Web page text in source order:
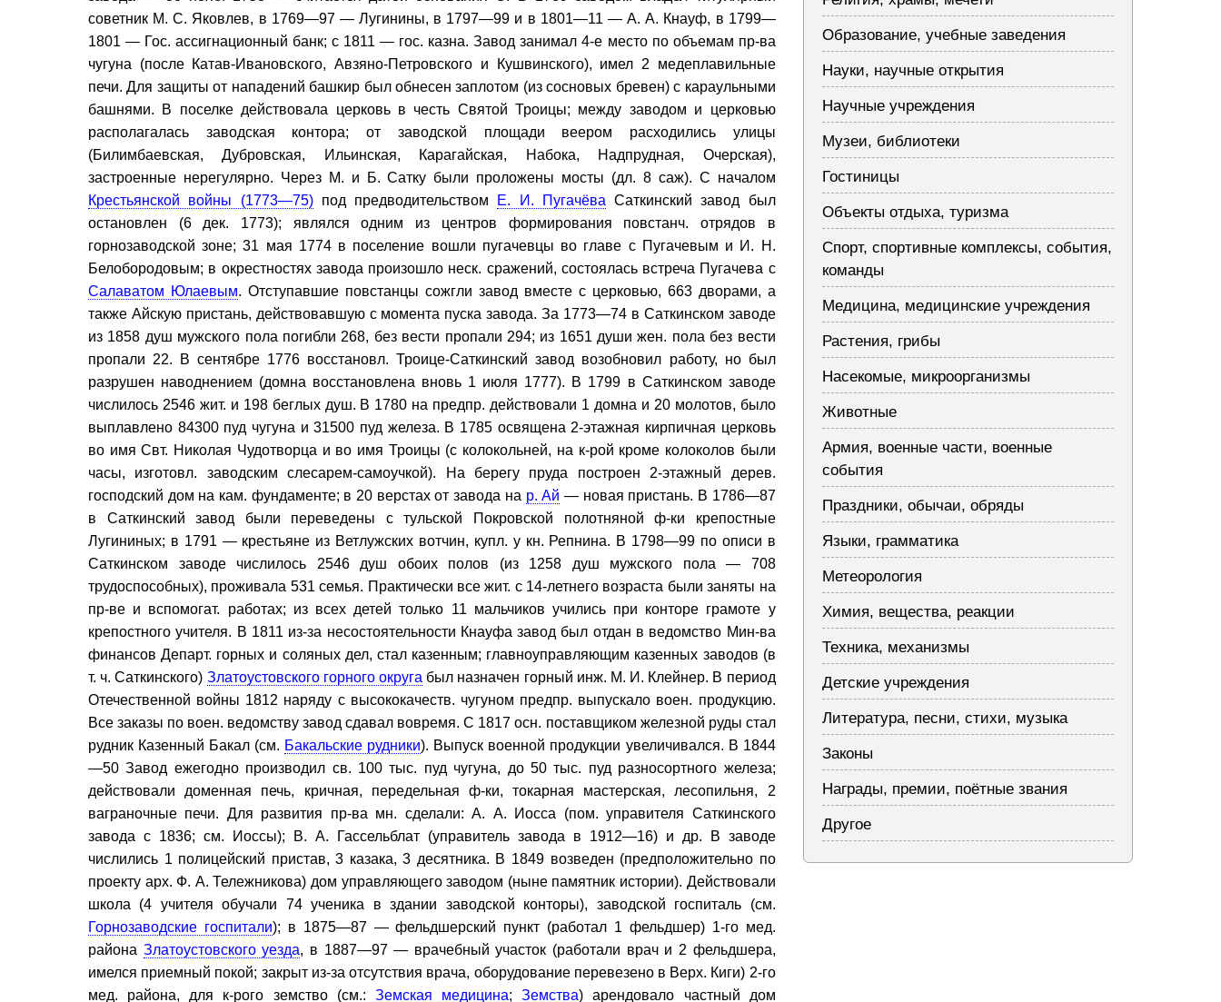
советник М. С. Яковлев, в 1769—97 — Лугинины, в 1797—99 и в 1801—11 — А. А. Кнауф, в 1799—
1801 — Гос. ассигнационный банк; с 1811 — гос. казна. Завод занимал 4-е место по объемам пр-ва
чугуна (после Катав-Ивановского, Авзяно-Петровского и Кушвинского), имел 2 медеплавильные
печи. Для защиты от нападений башкир был обнесен заплотом (из сосновых бревен) с караульными
башнями. В поселке действовала церковь в честь Святой Троицы; между заводом и церковью
располагалась заводская контора; от заводской площади веером расходились улицы
(Билимбаевская, Дубровская, Ильинская, Карагайская, Набока, Надпрудная, Очерская),
застроенные нерегулярно. Через М. и Б. Сатку были проложены мосты (дл. 8 саж). С началом
Крестьянской войны (1773—75)под предводительством Е. И. Пугачёва Саткинский завод был
остановлен (6 дек. 1773); являлся одним из центров формирования повстанч. отрядов в
горнозаводской зоне; 31 мая 1774 в поселение вошли пугачевцы во главе с Пугачевым и И. Н.
Белобородовым; в окрестностях завода произошло неск. сражений, состоялась встреча Пугачева с
Салаватом Юлаевым. Отступавшие повстанцы сожгли завод вместе с церковью, 663 дворами, а
также Айскую пристань, действовавшую с момента пуска завода. За 1773—74 в Саткинском заводе
из 1858 душ мужского пола погибли 268, без вести пропали 294; из 1651 души жен. пола без вести
пропали 22. В сентябре 1776 восстановл. Троице-Саткинский завод возобновил работу, но был
разрушен наводнением (домна восстановлена вновь 1 июля 1777). В 1799 в Саткинском заводе
числилось 2546 жит. и 198 беглых душ. В 1780 на предпр. действовали 1 домна и 20 молотов, было
выплавлено 84300 пуд чугуна и 31500 пуд железа. В 1785 освящена 2-этажная кирпичная церковь
во имя Свт. Николая Чудотворца и во имя Троицы (с колокольней, на к-рой кроме колоколов были
часы, изготовл. заводским слесарем-самоучкой). На берегу пруда построен 2-этажный дерев.
господский дом на кам. фундаменте; в 20 верстах от завода на р. Ай — новая пристань. В 1786—87
в Саткинский завод были переведены с тульской Покровской полотняной ф-ки крепостные
Лугининых; в 1791 — крестьяне из Ветлужских вотчин, купл. у кн. Репнина. В 1798—99 по описи в
Саткинском заводе числилось 2546 душ обоих полов (из 1258 душ мужского пола — 708
трудоспособных), проживала 531 семья. Практически все жит. с 14-летнего возраста были заняты на
пр-ве и вспомогат. работах; из всех детей только 11 мальчиков учились при конторе грамоте у
крепостного учителя. В 1811 из-за несостоятельности Кнауфа завод был отдан в ведомство Мин-ва
финансов Департ. горных и соляных дел, стал казенным; главноуправляющим казенных заводов (в
т. ч. Саткинского) Златоустовского горного округа был назначен горный инж. М. И. Клейнер. В период
Отечественной войны 1812 наряду с высококачеств. чугуном предпр. выпускало воен. продукцию.
Все заказы по воен. ведомству завод сдавал вовремя. С 1817 осн. поставщиком железной руды стал
рудник Казенный Бакал (см. Бакальские рудники). Выпуск военной продукции увеличивался. В 1844
—50 Завод ежегодно производил св. 100 тыс. пуд чугуна, до 50 тыс. пуд разносортного железа;
действовали доменная печь, кричная, передельная ф-ки, токарная мастерская, лесопильня, 2
ваграночные печи. Для развития пр-ва мн. сделали: А. А. Иосса (пом. управителя Саткинского
завода с 1836; см. Иоссы); В. А. Гассельблат (управитель завода в 1912—16) и др. В заводе
числились 1 полицейский пристав, 3 казака, 3 десятника. В 1849 возведен (предположительно по
проекту арх. Ф. А. Тележникова) дом управляющего заводом (ныне памятник истории). Действовали
школа (4 учителя обучали 74 ученика в здании заводской конторы), заводской госпиталь (см.
Горнозаводские госпитали); в 1875—87 — фельдшерский пункт (работал 1 фельдшер) 1-го мед.
района Златоустовского уезда, в 1887—97 — врачебный участок (работали врач и 2 фельдшера,
имелся приемный покой; закрыт из-за отсутствия врача, оборудование перевезено в Верх. Киги) 2-го
мед. района, для к-рого земство (см.: Земская медицина;Земства) арендовало частный дом
Образование, учебные заведения
Науки, научные открытия
Научные учреждения
Музеи, библиотеки
Гостиницы
Объекты отдыха, туризма
Спорт, спортивные комплексы, события,
команды
Медицина, медицинские учреждения
Растения, грибы
Насекомые, микроорганизмы
Животные
Армия, военные части, военные
события
Праздники, обычаи, обряды
Языки, грамматика
Метеорология
Химия, вещества, реакции
Техника, механизмы
Детские учреждения
Литература, песни, стихи, музыка
Законы
Награды, премии, поётные звания
Другое